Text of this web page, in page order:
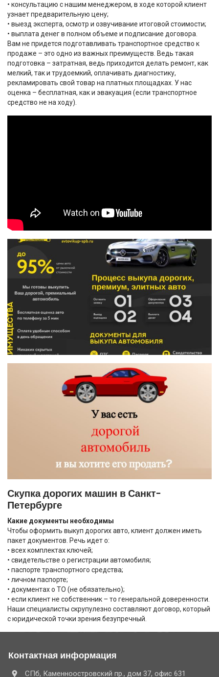
• консультацию с нашим менеджером, в ходе которой клиент
узнает предварительную цену;
• выезд эксперта, осмотр и озвучивание итоговой стоимости;
• выплата денег в полном объеме и подписание договора.
Вам не придется подготавливать транспортное средство к
продаже – это одно из важных преимуществ. Ведь такая
подготовка – затратная, ведь приходится делать ремонт, как
мелкий, так и трудоемкий, оплачивать диагностику,
рекламировать свой товар на платных площадках. У нас
оценка – бесплатная, как и эвакуация (если транспортное
средство не на ходу).
Скупка дорогих машин в Санкт-
Петербурге
Какие документы необходимы
Чтобы оформить выкуп дорогих авто, клиент должен иметь
пакет документов. Речь идет о:
• всех комплектах ключей;
• свидетельстве о регистрации автомобиля;
• паспорте транспортного средства;
• личном паспорте;
• документах о ТО (не обязательно);
• если клиент не собственник – то генеральной доверенности.
Наши специалисты скрупулезно составляют договор, который
с юридической точки зрения безупречный.
Контактная информация
СПб, Каменноостровский пр., дом 37, офис 631